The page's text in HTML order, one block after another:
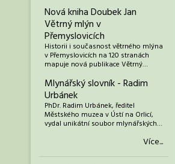
Nová kniha Doubek Jan
Větrný mlýn v
Přemyslovicích
Historii i současnost větrného mlýna
v Přemyslovicích na 120 stranách
mapuje nová publikace Větrný…
Mlynářský slovník - Radim
Urbánek
PhDr. Radim Urbánek, ředitel
Městského muzea v Ústí na Orlicí,
vydal unikátní soubor mlynářských…
Více...